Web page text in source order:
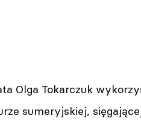
Olga Tokarczuk
sumeryjskiej,